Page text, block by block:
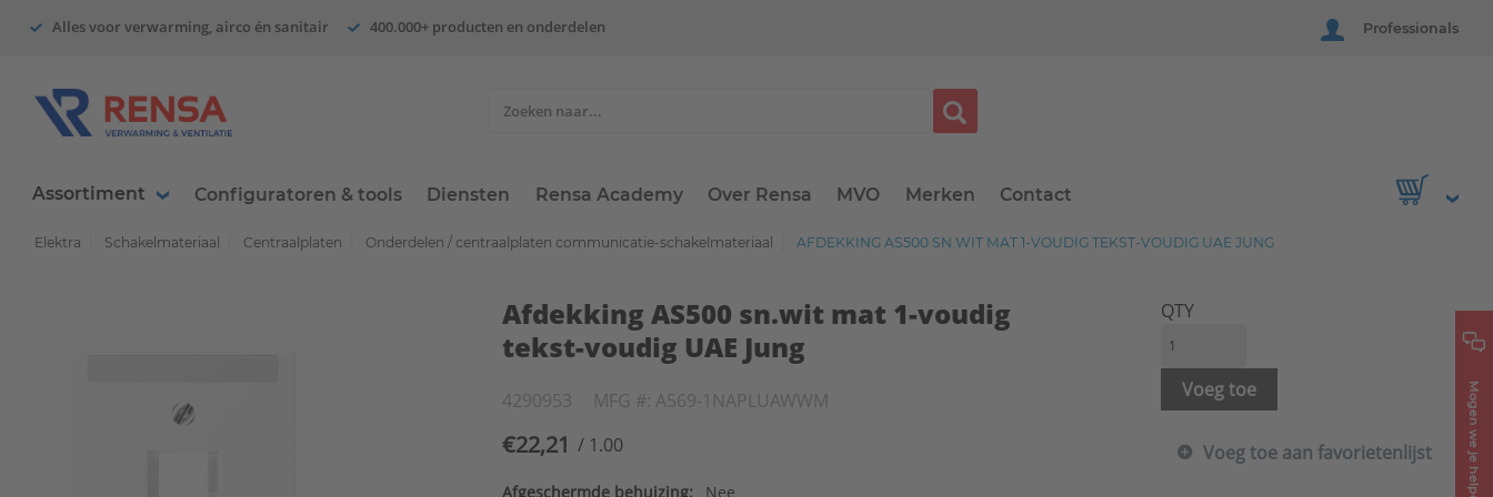
Alles voor verwarming, airco én sanitair 400.000+ producten en onderdelen Professionals
Assortiment Configuratoren & tools Diensten Rensa Academy Over Rensa MVO Merken Contact
Mogen we je helpen?
Elektra Schakelmateriaal Centraalplaten Onderdelen / centraalplaten communicatie-schakelmateriaal AFDEKKING AS500 SN.WIT MAT 1-VOUDIG TEKST-VOUDIG UAE JUNG
Afdekking AS500 sn.wit mat 1-voudig
tekst-voudig UAE Jung
4290953 MFG #: A569-1NAPLUAWWM
€22,21 / 1.00
Afgeschermde behuizing:
Nee
QTY
Voeg toe
Voeg toe aan favorietenlijst